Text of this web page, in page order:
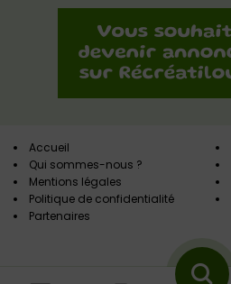
Accueil
Qui sommes-nous ?
Mentions légales
Politique de confidentialité
Partenaires